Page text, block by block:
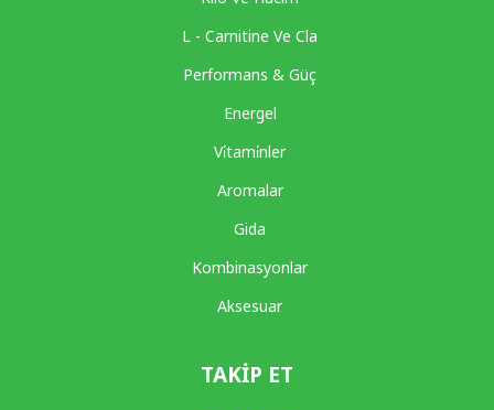
L - Carnitine Ve Cla
Performans & Güç
Energel
Vi̇tami̇nler
Aromalar
Gida
Kombinasyonlar
Aksesuar
TAKIP ET